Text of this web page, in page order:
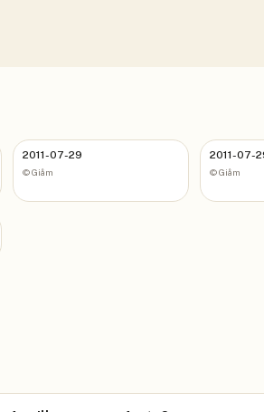
2011-07-29
©Giåm
2011-07-
©Giåm